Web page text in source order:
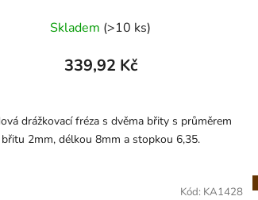
Skladem (>10 ks)
339,92 Kč
drážkovací fréza s dvěma břity s průměrem
břitu 2mm, délkou 8mm a stopkou 6,35.
Kód: KA1428